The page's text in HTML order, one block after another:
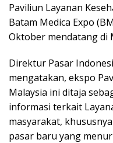
Paviliun Layanan
Batam Medica Expo
Oktober mendatang di
Direktur Pasar
mengatakan, ekspo
Malaysia ini ditaja
informasi terkait
masyarakat,
pasar baru yang